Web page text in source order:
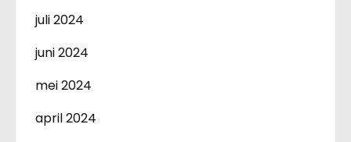
juli 2024
juni 2024
mei 2024
april 2024